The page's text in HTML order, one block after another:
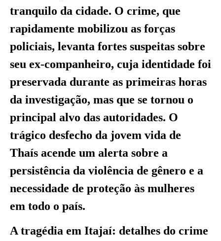
tranquilo da cidade. O crime, que
rapidamente mobilizou as forças
policiais, levanta fortes suspeitas sobre
seu ex-companheiro, cuja identidade foi
preservada durante as primeiras horas
da investigação, mas que se tornou o
principal alvo das autoridades. O
trágico desfecho da jovem vida de
Thaís acende um alerta sobre a
persistência da violência de gênero e a
necessidade de proteção às mulheres
em todo o país.
A tragédia em Itajaí: detalhes do crime